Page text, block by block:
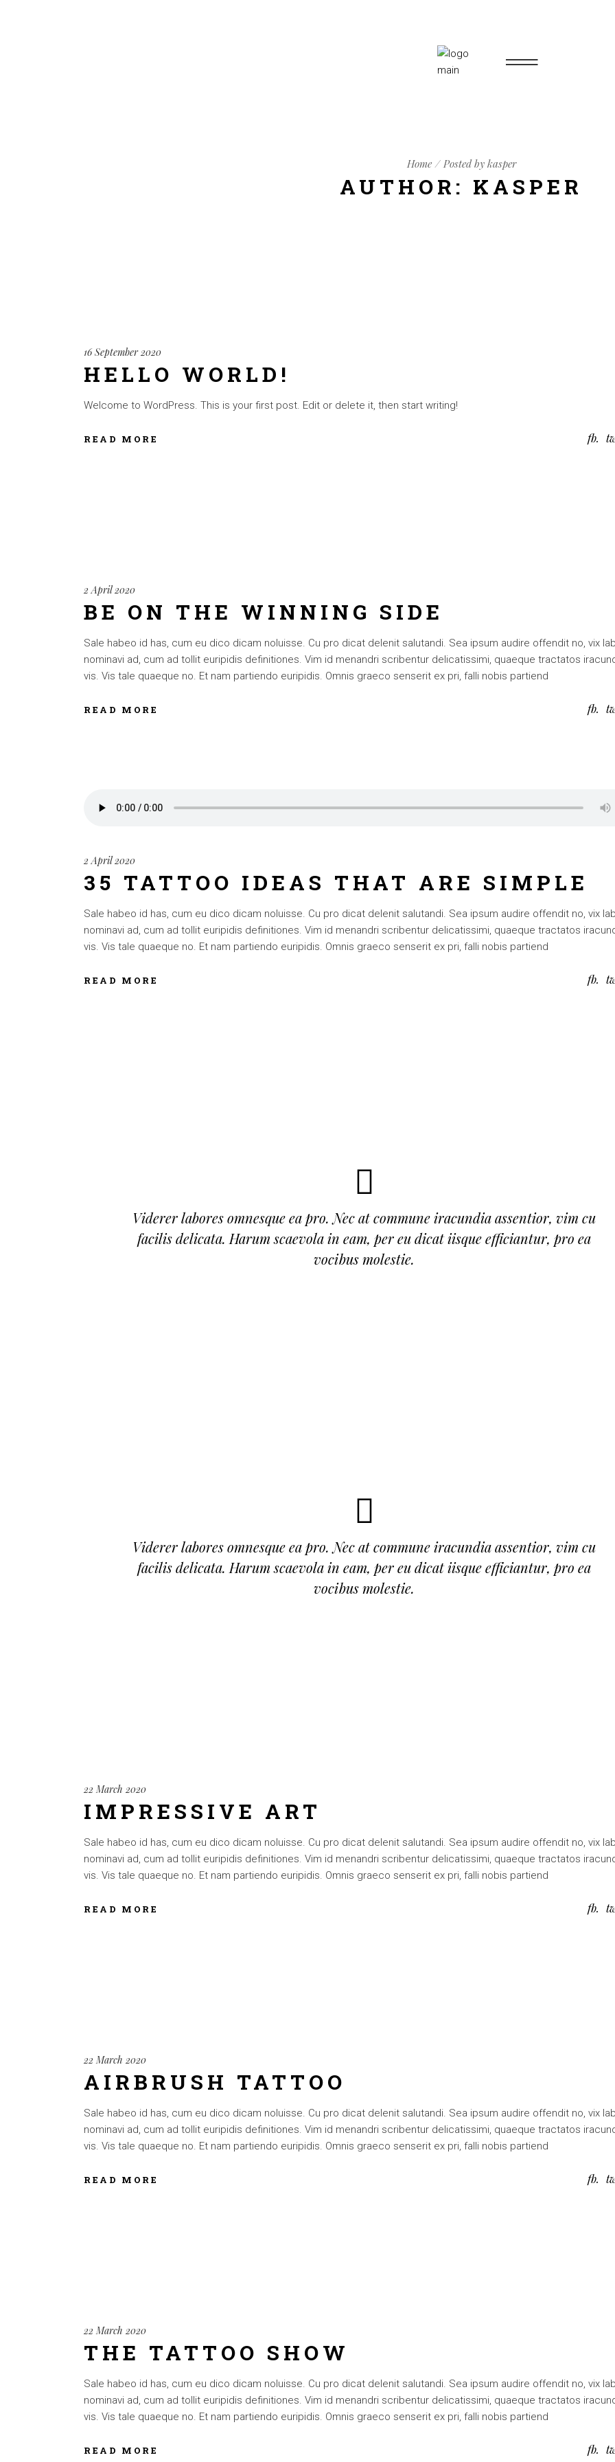
Home Posted by kasper
AUTHOR: KASPER
16 September 2020
HELLO WORLD!
Welcome to WordPress. This is your first post. Edit or delete it, then start writing!
READ MORE fb
2 April 2020
BE ON THE WINNING SIDE
Sale habeo id has, cum eu dico dicam noluisse. Cu pro dicat delenit salutandi. Sea ipsum audire offendit no, vix
nominavi ad, cum ad tollit euripidis definitiones. Vim id menandri scribentur delicatissimi, quaeque tractatos
vis. Vis tale quaeque no. Et nam partiendo euripidis. Omnis graeco senserit ex pri, falli nobis partiend
READ MORE fb
2 April 2020
35 TATTOO IDEAS THAT ARE SIMPLE
Sale habeo id has, cum eu dico dicam noluisse. Cu pro dicat delenit salutandi. Sea ipsum audire offendit no, vix
nominavi ad, cum ad tollit euripidis definitiones. Vim id menandri scribentur delicatissimi, quaeque tractatos
vis. Vis tale quaeque no. Et nam partiendo euripidis. Omnis graeco senserit ex pri, falli nobis partiend
READ MORE fb
Viderer labores omnesque ea pro. Nec at commune iracundia assentior, vim cu
facilis delicata. Harum scaevola in eam, per eu dicat iisque efficiantur, pro ea
vocibus molestie.
Viderer labores omnesque ea pro. Nec at commune iracundia assentior, vim cu
facilis delicata. Harum scaevola in eam, per eu dicat iisque efficiantur, pro ea
vocibus molestie.
22 March 2020
IMPRESSIVE ART
Sale habeo id has, cum eu dico dicam noluisse. Cu pro dicat delenit salutandi. Sea ipsum audire offendit no, vix
nominavi ad, cum ad tollit euripidis definitiones. Vim id menandri scribentur delicatissimi, quaeque tractatos
vis. Vis tale quaeque no. Et nam partiendo euripidis. Omnis graeco senserit ex pri, falli nobis partiend
READ MORE fb
22 March 2020
AIRBRUSH TATTOO
Sale habeo id has, cum eu dico dicam noluisse. Cu pro dicat delenit salutandi. Sea ipsum audire offendit no, vix
nominavi ad, cum ad tollit euripidis definitiones. Vim id menandri scribentur delicatissimi, quaeque tractatos
vis. Vis tale quaeque no. Et nam partiendo euripidis. Omnis graeco senserit ex pri, falli nobis partiend
READ MORE fb
22 March 2020
THE TATTOO SHOW
Sale habeo id has, cum eu dico dicam noluisse. Cu pro dicat delenit salutandi. Sea ipsum audire offendit no, vix
nominavi ad, cum ad tollit euripidis definitiones. Vim id menandri scribentur delicatissimi, quaeque tractatos
vis. Vis tale quaeque no. Et nam partiendo euripidis. Omnis graeco senserit ex pri, falli nobis partiend
READ MORE fb